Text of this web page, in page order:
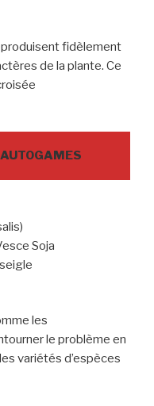
fidèlement
de la plante. Ce
Soja
les
le problème en
variétés d’espèces